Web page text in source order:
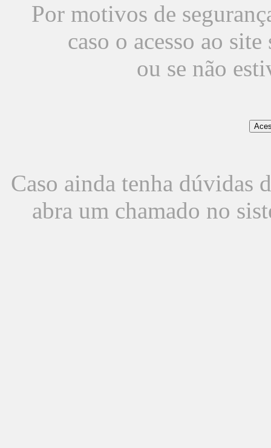
Por motivos de
caso o acesso ao
ou se não
Caso ainda tenha dúvidas
abra um chamado no